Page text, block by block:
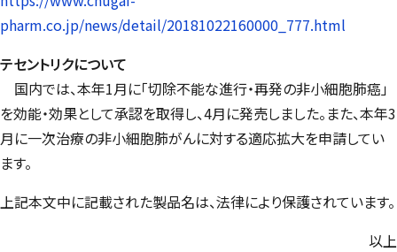
pharm.co.jp/news/detail/20181022160000_777.html
テセントリクについて
国内では、本年1月に「切除不能な進行・再発の非小細胞肺癌」
を効能・効果として承認を取得し、4月に発売しました。また、本年3
月に一次治療の非小細胞肺がんに対する適応拡大を申請してい
ます。
上記本文中に記載された製品名は、法律により保護されています。
以上